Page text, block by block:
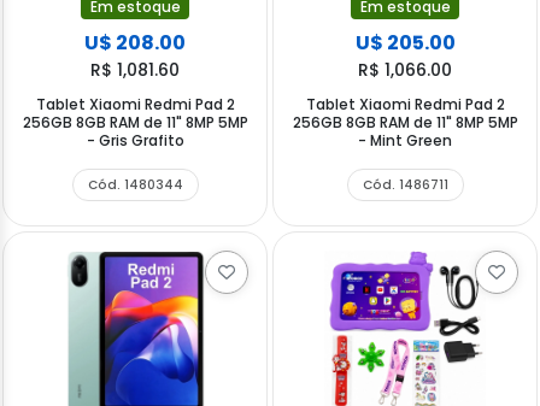
Em estoque
U$ 208.00
R$ 1,081.60
Tablet Xiaomi Redmi Pad 2
256GB 8GB RAM de 11" 8MP 5MP
- Gris Grafito
Cód. 1480344
Em estoque
U$ 205.00
R$ 1,066.00
Tablet Xiaomi Redmi Pad 2
256GB 8GB RAM de 11" 8MP 5MP
- Mint Green
Cód. 1486711